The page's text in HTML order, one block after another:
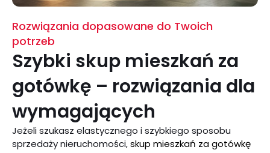
Rozwiązania dopasowane do Twoich
potrzeb
Szybki skup mieszkań za
gotówkę – rozwiązania dla
wymagających
Jeżeli szukasz elastycznego i szybkiego sposobu
sprzedaży nieruchomości,skup mieszkań za gotówkę